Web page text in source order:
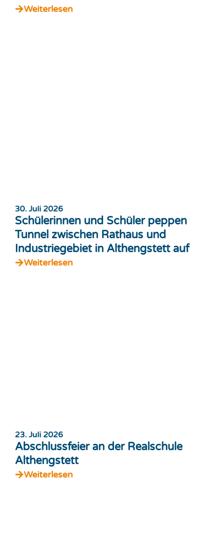
Weiterlesen
30. Juli 2026
Schülerinnen und Schüler peppen
Tunnel zwischen Rathaus und
Industriegebiet in Althengstett auf
Weiterlesen
23. Juli 2026
Abschlussfeier an der Realschule
Althengstett
Weiterlesen